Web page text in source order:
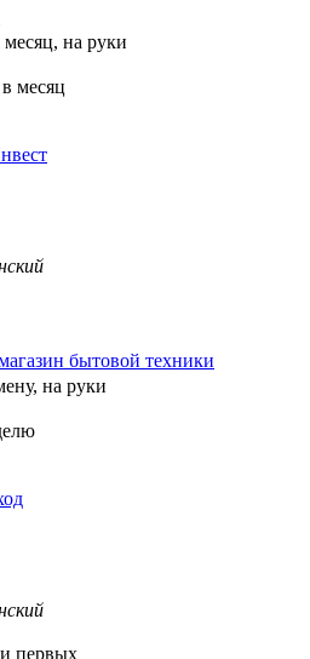
месяц, на руки
месяц
бытовой техники
на руки
первых